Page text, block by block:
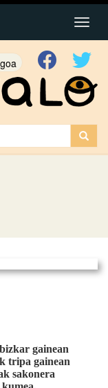
gainean
tripa gainean
sakonera